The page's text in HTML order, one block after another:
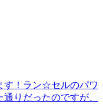
す！ラン☆セルのパワ
りだったのですが、